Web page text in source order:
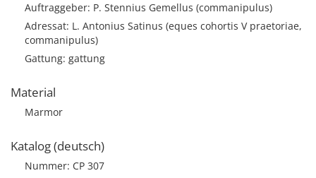
Auftraggeber: P. Stennius Gemellus (commanipulus)
Adressat: L. Antonius Satinus (eques cohortis V praetoriae,
commanipulus)
Gattung: gattung
Material
Marmor
Katalog (deutsch)
Nummer: CP 307